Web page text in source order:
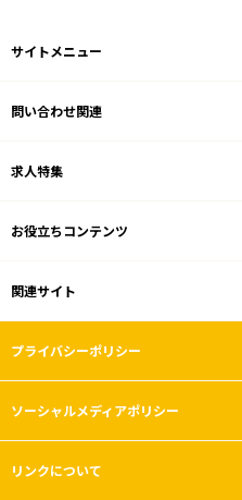
朝倉市
業種
雇用形態
残業ほぼなし
フリーワード
サイトメニュー
問い合わせ関連
求人特集
お役立ちコンテンツ
関連サイト
プライバシーポリシー
ソーシャルメディアポリシー
リンクについて